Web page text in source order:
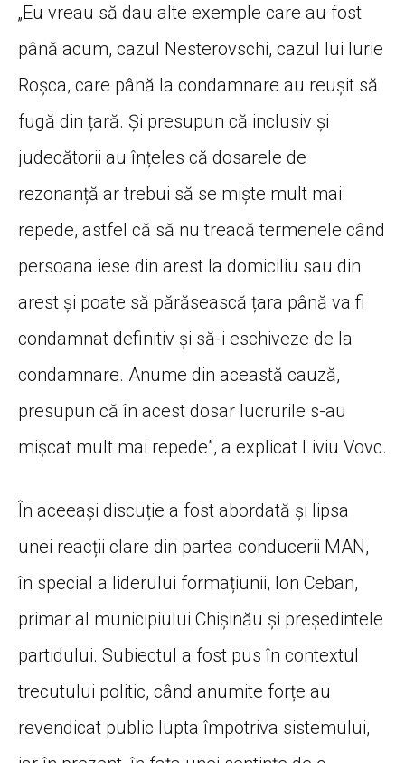
„Eu vreau să dau alte exemple care au fost
până acum, cazul Nesterovschi, cazul lui Iurie
Roșca, care până la condamnare au reușit să
fugă din țară. Și presupun că inclusiv și
judecătorii au înțeles că dosarele de
rezonanță ar trebui să se miște mult mai
repede, astfel că să nu treacă termenele când
persoana iese din arest la domiciliu sau din
arest și poate să părăsească țara până va fi
condamnat definitiv și să-i eschiveze de la
condamnare. Anume din această cauză,
presupun că în acest dosar lucrurile s-au
mișcat mult mai repede”, a explicat Liviu Vovc.
În aceeași discuție a fost abordată și lipsa
unei reacții clare din partea conducerii MAN,
în special a liderului formațiunii, Ion Ceban,
primar al municipiului Chișinău și președintele
partidului. Subiectul a fost pus în contextul
trecutului politic, când anumite forțe au
revendicat public lupta împotriva sistemului,